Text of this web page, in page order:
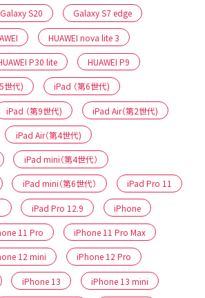
Galaxy S20 Galaxy S7 edge
HUAWEI nova lite 3
P30 lite HUAWEI P9
世代) iPad （第6世代)
iPad （第9世代) iPad Air（第2世代)
iPad Air（第4世代)
iPad mini（第4世代）
iPad mini（第6世代） iPad Pro 11
iPad Pro 12.9 iPhone
11 Pro iPhone 11 Pro Max
12 mini iPhone 12 Pro
iPhone 13 iPhone 13 mini